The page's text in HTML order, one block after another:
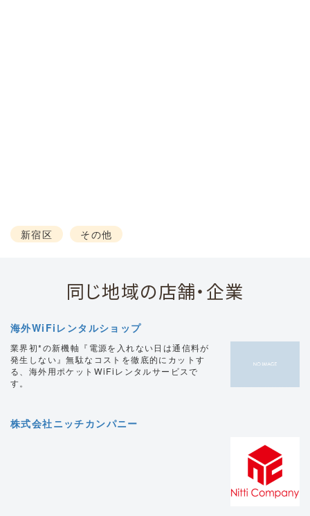
新宿区 その他
同じ地域の店舗・企業
海外WiFiレンタルショップ
業界初*の新機軸『電源を入れない日は通信料が
発生しない』無駄なコストを徹底的にカットす
る、海外用ポケットWiFiレンタルサービスで
す。
株式会社ニッチカンパニー